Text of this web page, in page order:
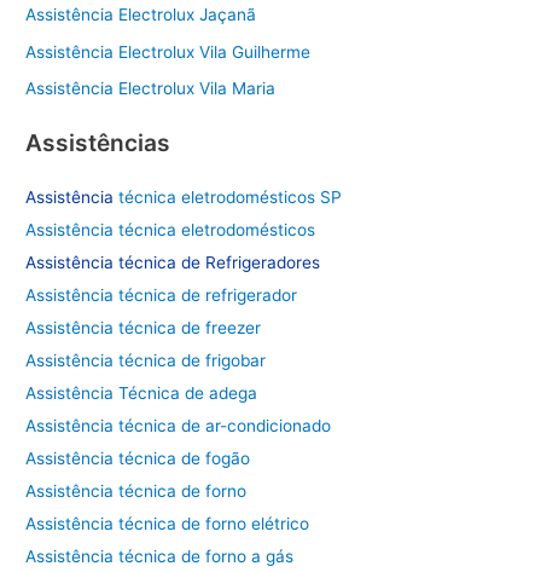
p
o
:
Assistência Electrolux Jaçanã
Assistência Electrolux Vila Guilherme
Assistência Electrolux Vila Maria
Assistências
Assistênciatécnica eletrodomésticos SP
Assistência técnica eletrodomésticos
Assistência técnica de Refrigeradores
Assistência técnica de refrigerador
Assistência técnica de freezer
Assistência técnica de frigobar
Assistência Técnica de adega
Assistência técnica de ar-condicionado
Assistência técnica de fogão
Assistência técnica de forno
Assistência técnica de forno elétrico
Assistência técnica de forno a gás